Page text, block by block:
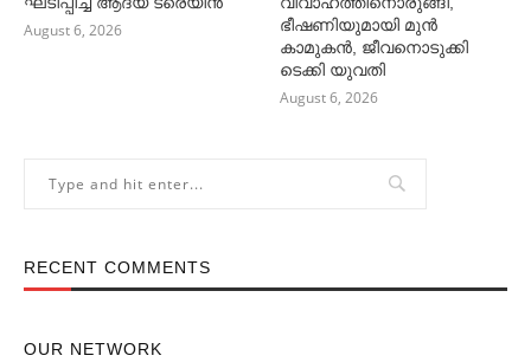
August 6, 2026
ഭീഷണിയുമായി മുൻ
കാമുകൻ, ജീവനൊടുക്കി
ടെക്കി യുവതി
August 6, 2026
RECENT COMMENTS
OUR NETWORK